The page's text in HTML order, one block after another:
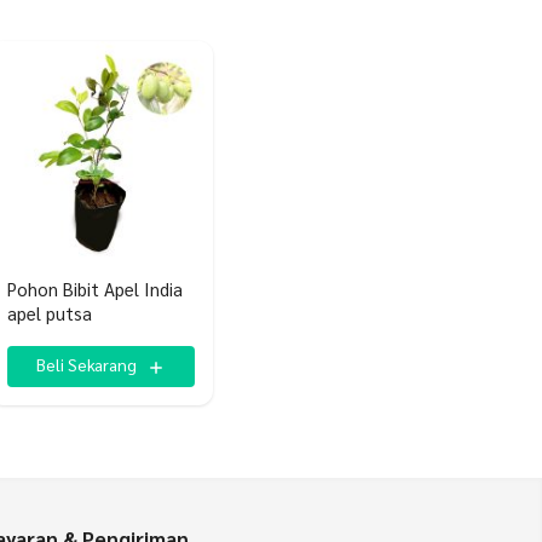
Pohon Bibit Apel India
apel putsa
Beli Sekarang